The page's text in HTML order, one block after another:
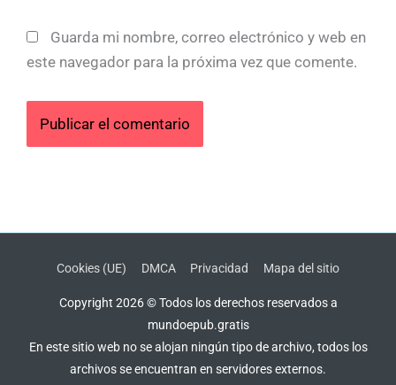
Guarda mi nombre, correo electrónico y web en
este navegador para la próxima vez que comente.
Cookies (UE) DMCA Privacidad Mapa del sitio
Copyright 2026 © Todos los derechos reservados a
mundoepub.gratis
En este sitio web no se alojan ningún tipo de archivo, todos los
archivos se encuentran en servidores externos.